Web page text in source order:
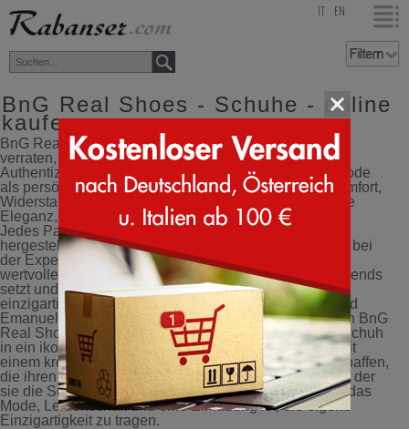
top EN
BnG Real Shoes - Schuhe - online
kaufen
BnG Real Shoes: die Schuhe, die auf den ersten Blick
verraten, wer Sie sind. Mit einem kühnen Stil, der von
Authentizität zeugt, sind BnGRS perfekt für alle, die Mode
als persönlichen Ausdruck leben. Sie kombinieren Komfort,
Widerstandsfähigkeit und eine moderne und vielseitige
Eleganz, die für jeden Moment des Tages geeignet ist.
Jedes Paar wird vollständig in Italien entworfen und
hergestellt, das Ergebnis einer handwerklichen Arbeit, bei
der Expertenhände sorgfältig färben und nähen und
wertvolle Materialien für ein Design auswählen, das Trends
setzt und nicht unbemerkt bleibt. Ein exklusives,
einzigartiges und unwiederholbares Modell. Genny und
Emanuele, ein Designer- und Unternehmerpaar, haben BnG
Real Shoes mit einer klaren Vision gegründet: jeden Schuh
in ein ikonisches Stück zu verwandeln. Gemeinsam mit
einem kreativen Team haben sie eine Kollektion geschaffen,
die ihren Lebensstil und die Energie widerspiegelt, mit der
sie die Schuhindustrie neu interpretieren. Ein Projekt, das
Mode, Leidenschaft und eine Einladung ist, die eigene
Einzigartigkeit zu tragen.